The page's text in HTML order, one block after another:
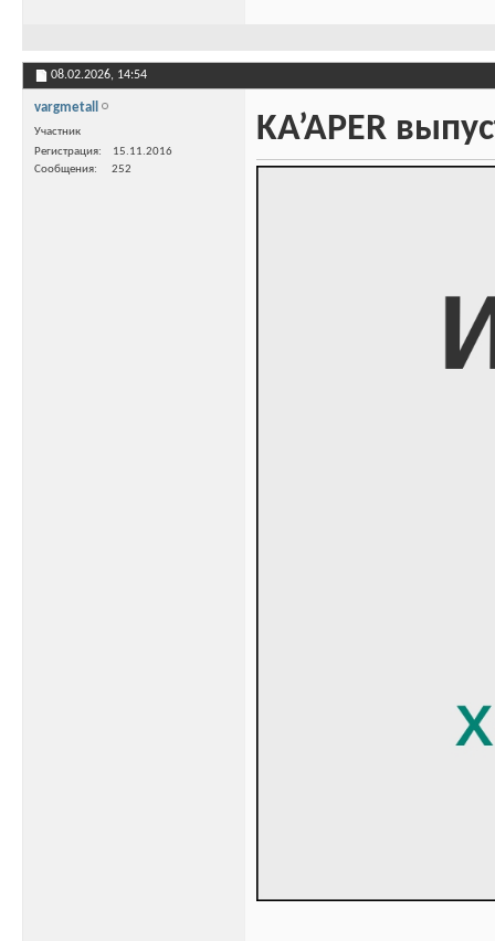
08.02.2026, 14:54
vargmetall
Участник
Регистрация
15.11.2016
Сообщения
252
KA’APER